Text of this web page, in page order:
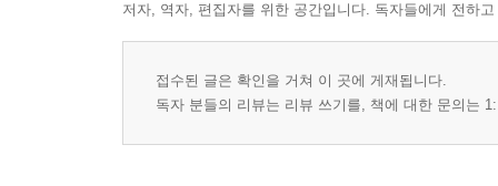
저자, 역자, 편집자를 위한 공간입니다. 독자들에게 전하
접수된 글은 확인을 거쳐 이 곳에 게재됩니다.
독자 분들의 리뷰는 리뷰 쓰기를, 책에 대한 문의는